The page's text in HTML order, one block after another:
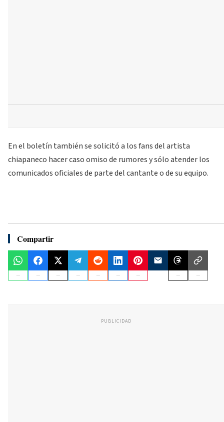
En el boletín también se solicitó a los fans del artista
chiapaneco hacer caso omiso de rumores y sólo atender los
comunicados oficiales de parte del cantante o de su equipo.
Compartir
PUBLICIDAD